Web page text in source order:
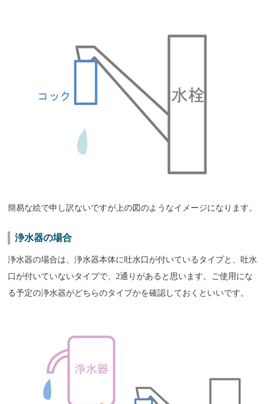
簡易な絵で申し訳ないですが上の図のようなイメージになります。
浄水器の場合
浄水器の場合は、浄水器本体に吐水口が付いているタイプと、吐水
口が付いていないタイプで、2通りがあると思います。ご使用にな
る予定の浄水器がどちらのタイプかを確認しておくといいです。